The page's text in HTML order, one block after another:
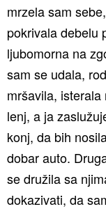
mrzela sam
pokrivala debelu
ljubomorna na
sam se udala,
mršavila,
lenj, a ja
konj, da bih
dobar auto.
se družila sa
dokazivati, da